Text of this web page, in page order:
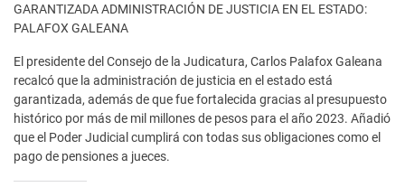
GARANTIZADA ADMINISTRACIÓN DE JUSTICIA EN EL ESTADO:
PALAFOX GALEANA
El presidente del Consejo de la Judicatura, Carlos Palafox Galeana
recalcó que la administración de justicia en el estado está
garantizada, además de que fue fortalecida gracias al presupuesto
histórico por más de mil millones de pesos para el año 2023. Añadió
que el Poder Judicial cumplirá con todas sus obligaciones como el
pago de pensiones a jueces.